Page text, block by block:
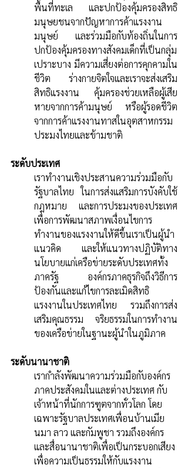
พื้นที่ทะเล และปกป้องคุ้มครองสิทธิ
มนุษยชนจากปัญหาการค้าแรงงาน
มนุษย์ และร่วมมือกับท้องถิ่นในการ
ปกป้องคุ้มครองทางสังคมเด็กที่เป็นกลุ่ม
เปราะบาง มีความเสี่ยงต่อการคุกคามใน
ชีวิต ร่างกายจิตใจและเราจะส่งเสริม
สิทธิแรงงาน คุ้มครองช่วยเหลือผู้เสีย
หายจากการค้ามนุษย์ หรือผู้รอดชีวิต
จากการค้าแรงงานทาสในอุตสาหกรรม
ประมงไทยและข้ามชาติ
ระดับประเทศ
เราทำงานเชิงประสานความร่วมมือกับ
รัฐบาลไทย ในการส่งแสริมการบังคับใช้
กฎหมาย และการประมงของประเทศ
เพื่อการพัฒนาสภาพเงื่อนไขการ
ทำงานของแรงงานให้ดีขึ้นเราเป็นผู้นำ
แนวคิด และให้แนวทางปฏิบัติทาง
นโยบายแก่เครือข่ายระดับประเทศทั้ง
ภาครัฐ องค์กรภาคธุรกิจถึงวิธีการ
ป้องกันและแก้ไขการละเมิดสิทธิ
แรงงานในประเทศไทย รวมถึงการส่ง
เสริมคุณธรรม จริยธรรมในการทำงาน
ของเครือข่ายในฐานะผู้นำในภูมิภาค
ระดับนานาชาติ
เรากำลังพัฒนาความร่วมมือกับองค์กร
ภาคประสังคมในและต่างประเทศ กับ
เจ้าหน้าที่นักการฑูตจากทั่วโลก โดย
เฉพาะรัฐบาลประเทศเพื่อนบ้านเมีย
นมา ลาว และกัมพูชา รวมถึงองค์กร
และสื่อนานาชาติเพื่อเป็นกระบอกเสียง
เพื่อความเป็นธรรมให้กับแรงงาน